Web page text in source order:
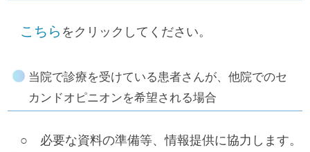
こちら をクリックしてください。
当院で診療を受けている患者さんが、他院でのセ
カンドオピニオンを希望される場合
○ 必要な資料の準備等、情報提供に協力します。